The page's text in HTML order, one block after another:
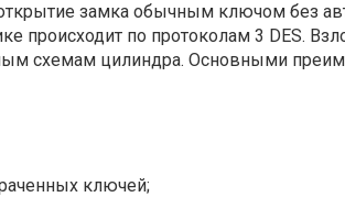
замка обычным ключом без
происходит по протоколам 3 DES.
схемам цилиндра. Основными
ключей;